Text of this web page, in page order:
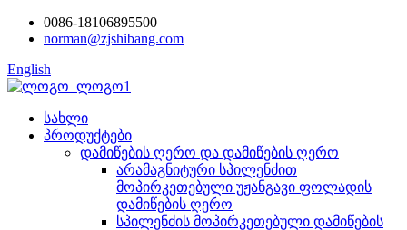
0086-18106895500
norman@zjshibang.com
English
სახლი
პროდუქტები
დამიწების ღერო და დამიწების ღერო
არამაგნიტური სპილენძით
მოპირკეთებული უჟანგავი ფოლადის
დამიწების ღერო
სპილენძის მოპირკეთებული დამიწების